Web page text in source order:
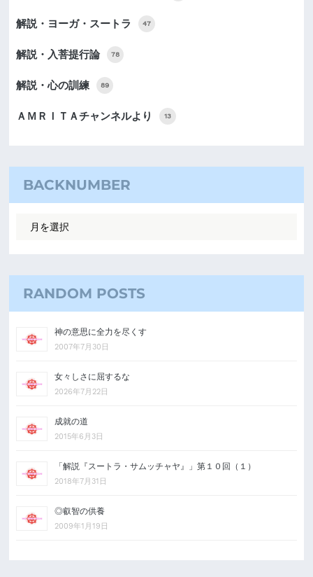
解説・ヨーガ・スートラ 47
解説・入菩提行論 78
解説・心の訓練 89
ＡＭＲＩＴＡチャンネルより 13
BACKNUMBER
RANDOM POSTS
神の意思に全力を尽くす
2007年7月30日
女々しさに屈するな
2026年7月22日
成就の道
2015年6月3日
「解説『スートラ・サムッチャヤ』」第１０回（１）
2018年7月31日
◎叡智の供養
2009年1月19日